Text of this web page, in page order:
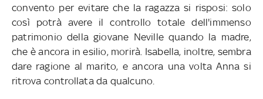
convento per evitare che la ragazza si risposi: solo
così potrà avere il controllo totale dell'immenso
patrimonio della giovane Neville quando la madre,
che è ancora in esilio, morirà. Isabella, inoltre, sembra
dare ragione al marito, e ancora una volta Anna si
ritrova controllata da qualcuno.